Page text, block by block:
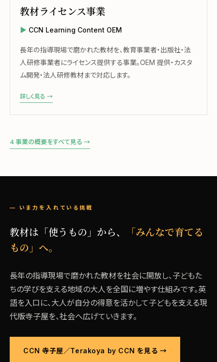
教材ライセンス事業
CCN Learning Content OEM
長年の指導現場で磨かれた教材を、教育事業者・出版社・法
人研修事業者にライセンス提供する事業。OEM 提供・カスタ
ム開発・法人研修教材まで対応します。
詳しく見る →
4 事業の概要をすべて見る →
— いま力を入れている挑戦
教材は「使うもの」から、
「みんなで育てる
もの」へ。
長年の指導現場で磨かれた教材を社会に開放し、子どもた
ちの学びを支える地域の大人を全国に増やす仕組みです。英
語を入口に、大人が自分の得意を活かして子どもを支える現
代版寺子屋を、社会へ広げていきます。
CCN 寺子屋／Terakoya by CCN を見る →